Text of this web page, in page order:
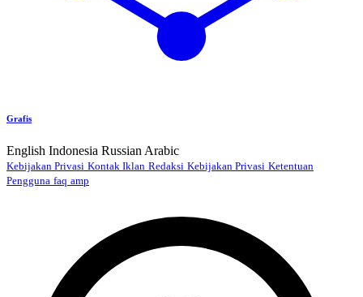
Grafis
English Indonesia Russian Arabic
Kebijakan Privasi Kontak Iklan Redaksi Kebijakan Privasi Ketentuan
Pengguna faq amp